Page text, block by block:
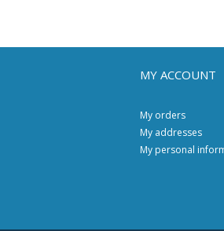
MY ACCOUNT
My orders
My addresses
My personal